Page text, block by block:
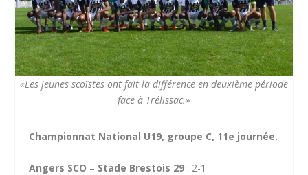
«Les jeunes scoïstes ont fait la différence en deuxième période
face à Trélissac.»
Championnat National U19, groupe C, 11e journée.
Angers SCO – Stade Brestois 29 : 2-1